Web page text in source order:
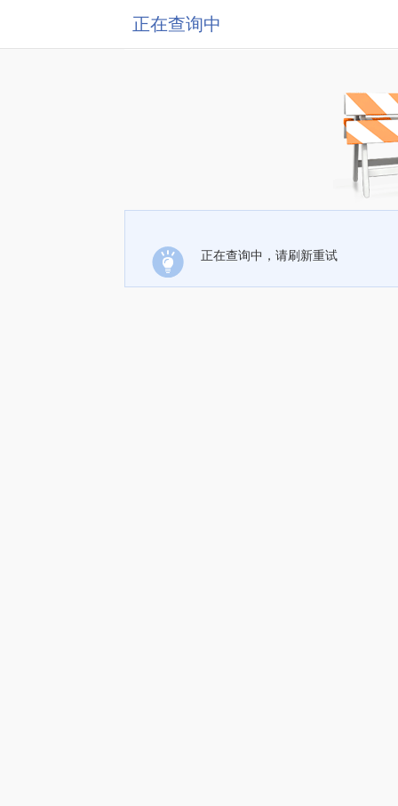
正在查询中
正在查询中，请刷新重试